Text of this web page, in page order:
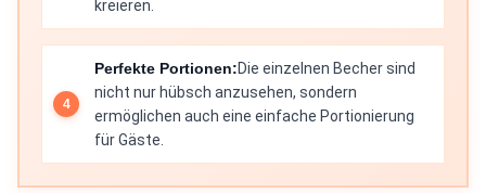
kreieren.
Perfekte Portionen:Die einzelnen Becher sind
nicht nur hübsch anzusehen, sondern
ermöglichen auch eine einfache Portionierung
für Gäste.